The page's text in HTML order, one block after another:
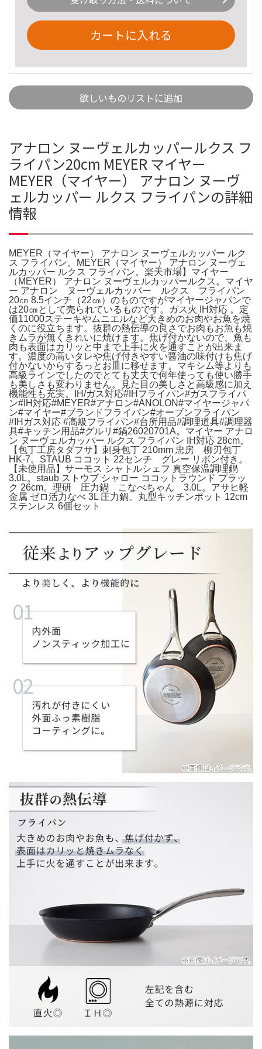
カートに入れる
欲しいものリストに追加
アナロン ヌーヴェルカッパールクス フ
ライパン20cm MEYER マイヤー
MEYER（マイヤー） アナロン ヌーヴ
ェルカッパー ルクス フライパンの詳細
情報
MEYER（マイヤー） アナロン ヌーヴェルカッパー ルク
ス フライパン。MEYER（マイヤー） アナロン ヌーヴェ
ルカッパー ルクス フライパン。楽天市場】マイヤー
（MEYER） アナロン ヌーヴェルカッパールクス。マイヤ
ー アナロン ヌーヴェルカッパー ルクス フライパン
20㎝ 8.5インチ（22㎝）のものですがマイヤージャパンで
は20㎝として売られているものです。ガス火 IH対応 。定
価11000ステーキやムニエルなど大きめのお肉やお魚を焼
くのに役立ちます。抜群の熱伝導の良さでお肉もお魚も焼
きムラが無くきれいに焼けます。焦げ付かないので、魚も
肉も表面はカリッと中まで上手に火を通すことが出来ま
す。濃度の高いタレや焦げ付きやすい醤油の味付けも焦げ
付かないからするっとお皿に移せます。マキシム等よりも
高級ラインでしたのでとても丈夫で何年使っても使い勝手
も美しさも変わりません。見た目の美しさと高級感に加え
機能性も充実。IH/ガス対応#IHフライパン#ガスフライパ
ン#IH対応#MEYER#アナロン#ANOLON#マイヤージャパ
ン#マイヤー#ブランドフライパン#オーブンフライパン
#IHガス対応 #高級フライパン#台所用品#調理道具#調理器
具#キッチン用品#グルリ#鍋26020701A。マイヤー アナロ
ン ヌーヴェルカッパー ルクス フライパン IH対応 28cm。
【包丁工房タダフサ】刺身包丁 210mm 忠房 柳刃包丁
HK-7。STAUB ココット 22センチ グレー リボン付き。
【未使用品】サーモス シャトルシェフ 真空保温調理鍋
3.0L。staub ストウブ シャロー ココットラウンド ブラッ
ク 26cm。理研 圧力鍋 こなべちゃん 3.0L。アサヒ軽
金属 ゼロ活力なべ 3L 圧力鍋。丸型キッチンポット 12cm
ステンレス 6個セット